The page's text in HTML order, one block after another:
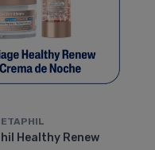
Healthy Renew